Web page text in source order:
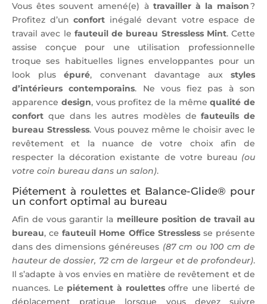
Vous êtes souvent amené(e) à travailler à la maison?
Profitez d’unconfort inégalé devant votre espace de
travail avec le fauteuil de bureau Stressless Mint. Cette
assise conçue pour une utilisation professionnelle
troque ses habituelles lignes enveloppantes pour un
look plusépuré, convenant davantage auxstyles
d’intérieurs contemporains. Ne vous fiez pas à son
apparence design, vous profitez de la mêmequalité de
confort que dans les autres modèles defauteuils de
bureau Stressless. Vous pouvez même le choisir avec le
revêtement et la nuance de votre choix afin de
respecter la décoration existante de votre bureau (ou
votre coin bureau dans un salon).
Piétement à roulettes et Balance-Glide® pour
un confort optimal au bureau
Afin de vous garantir la meilleure position de travail au
bureau, cefauteuil Home Office Stresslessse présente
dans des dimensions généreuses (87 cm ou 100 cm de
hauteur de dossier, 72 cm de largeur et de profondeur).
Il s’adapte à vos envies en matière de revêtement et de
nuances. Le piétement à roulettesoffre une liberté de
déplacement pratique lorsque vous devez suivre